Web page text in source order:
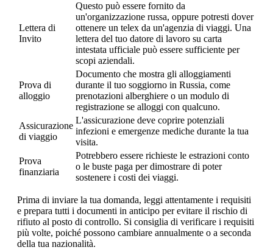
Lettera di
Invito
Questo può essere fornito da
un'organizzazione russa, oppure potresti dover
ottenere un telex da un'agenzia di viaggi. Una
lettera del tuo datore di lavoro su carta
intestata ufficiale può essere sufficiente per
scopi aziendali.
Prova di
alloggio
Documento che mostra gli alloggiamenti
durante il tuo soggiorno in Russia, come
prenotazioni alberghiere o un modulo di
registrazione se alloggi con qualcuno.
Assicurazione
di viaggio
L'assicurazione deve coprire potenziali
infezioni e emergenze mediche durante la tua
visita.
Prova
finanziaria
Potrebbero essere richieste le estrazioni conto
o le buste paga per dimostrare di poter
sostenere i costi dei viaggi.
Prima di inviare la tua domanda, leggi attentamente i requisiti
e prepara tutti i documenti in anticipo per evitare il rischio di
rifiuto al posto di controllo. Si consiglia di verificare i requisiti
più volte, poiché possono cambiare annualmente o a seconda
della tua nazionalità.